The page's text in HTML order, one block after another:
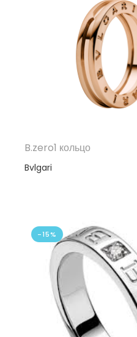
B.zero1 кольцо
Bvlgari
-15%